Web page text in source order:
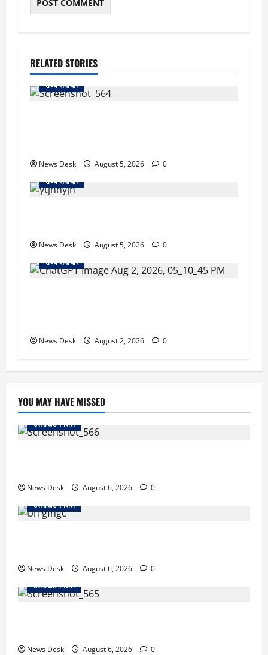
RELATED STORIES
राज्य समाचार
News Desk August 5, 2026
0
राज्य समाचार
News Desk August 5, 2026
0
राज्य समाचार
News Desk August 2, 2026 0
YOU MAY HAVE MISSED
उत्तराखंड स्पेशल
News Desk August 6, 2026
0
उत्तराखंड स्पेशल
News Desk August 6, 2026
0
उत्तराखंड स्पेशल
News Desk August 6, 2026 0